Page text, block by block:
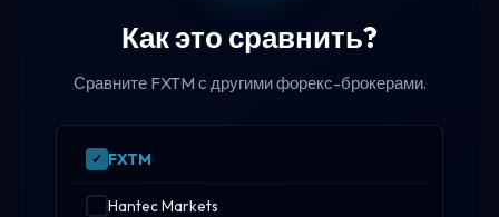
Как это сравнить?
Сравните FXTM с другими форекс-брокерами.
FXTM
Hantec Markets